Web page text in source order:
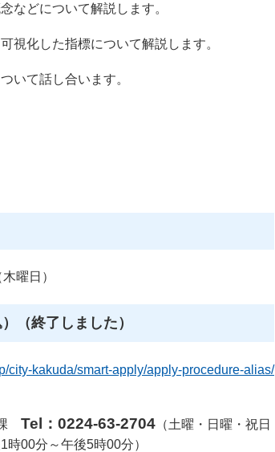
どについて解説します。
化した指標について解説します。
て話し合います。
曜日）
（終了しました）
city-kakuda/smart-apply/apply-procedure-alias/
Tel：0224-63-2704 （土曜・日曜・祝日
00分～午後5時00分）